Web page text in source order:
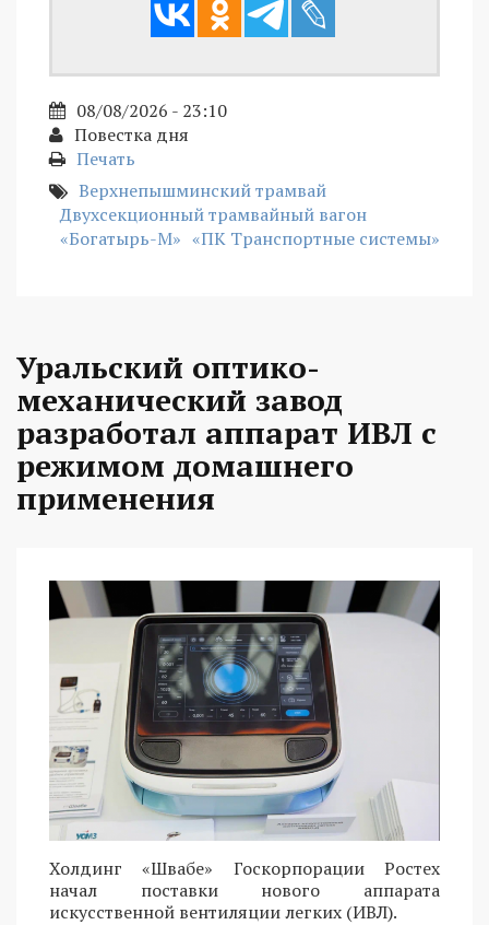
08/08/2026 - 23:10
Повестка дня
Печать
Верхнепышминский трамвай
Двухсекционный трамвайный вагон
«Богатырь-М» «ПК Транспортные системы»
Уральский оптико-
механический завод
разработал аппарат ИВЛ с
режимом домашнего
применения
Холдинг «Швабе» Госкорпорации Ростех
начал поставки нового аппарата
искусственной вентиляции легких (ИВЛ).